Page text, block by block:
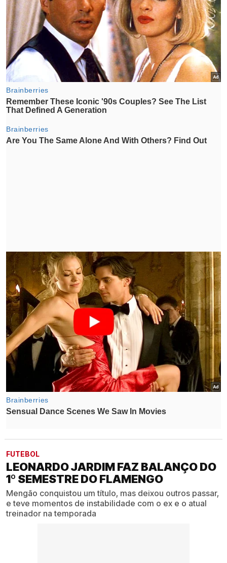
FUTEBOL
LEONARDO JARDIM FAZ BALANÇO DO
1º SEMESTRE DO FLAMENGO
Mengão conquistou um título, mas deixou outros passar,
e teve momentos de instabilidade com o ex e o atual
treinador na temporada